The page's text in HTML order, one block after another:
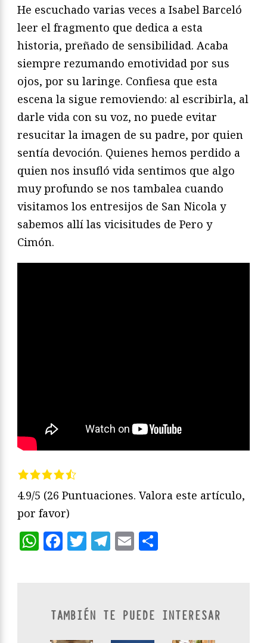
He escuchado varias veces a Isabel Barceló
leer el fragmento que dedica a esta
historia, preñado de sensibilidad. Acaba
siempre rezumando emotividad por sus
ojos, por su laringe. Confiesa que esta
escena la sigue removiendo: al escribirla, al
darle vida con su voz, no puede evitar
resucitar la imagen de su padre, por quien
sentía devoción. Quienes hemos perdido a
quien nos insufló vida sentimos que algo
muy profundo se nos tambalea cuando
visitamos los entresijos de San Nicola y
sabemos allí las vicisitudes de Pero y
Cimón.
4.9/5 (26 Puntuaciones. Valora este artículo,
por favor)
WhatsApp
Facebook
Twitter
Telegram
Email
TAMBIÉN TE PUEDE INTERESAR